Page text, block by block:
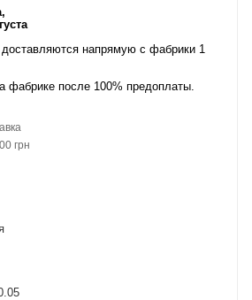
доставляются напрямую с фабрики 1
фабрике после 100% предоплаты.
грн